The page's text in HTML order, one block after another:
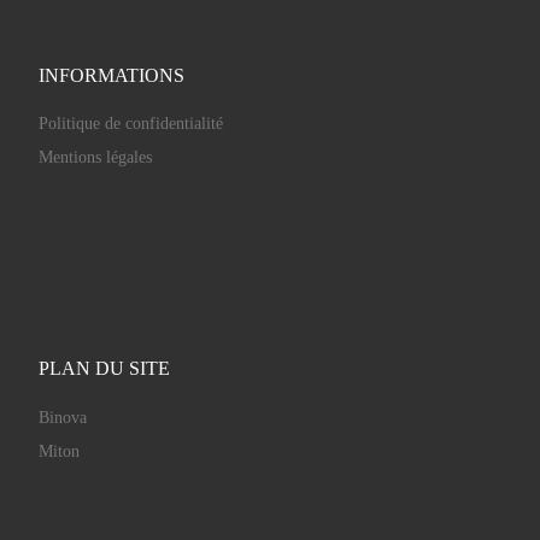
INFORMATIONS
Politique de confidentialité
Mentions légales
PLAN DU SITE
Binova
Miton